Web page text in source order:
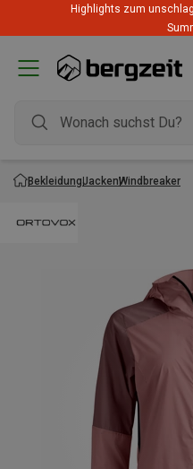
Highlights zum
BekleidungJackenWindbreaker